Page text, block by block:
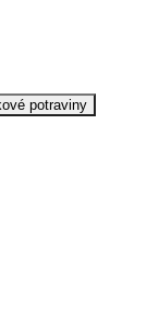
potraviny